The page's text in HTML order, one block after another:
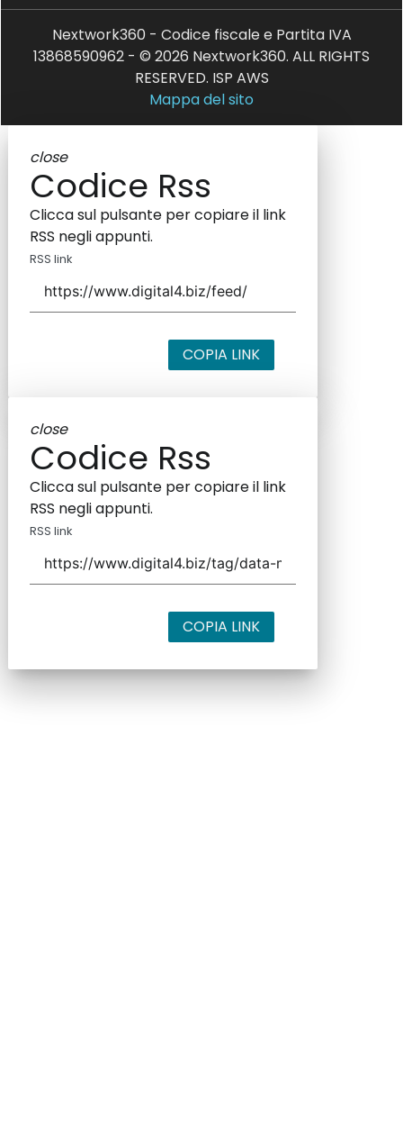
Nextwork360 - Codice fiscale e Partita IVA
13868590962 - © 2026 Nextwork360. ALL RIGHTS
RESERVED. ISP AWS
Mappa del sito
close
Codice Rss
Clicca sul pulsante per copiare il link
RSS negli appunti.
RSS link
COPIA LINK
close
Codice Rss
Clicca sul pulsante per copiare il link
RSS negli appunti.
RSS link
COPIA LINK